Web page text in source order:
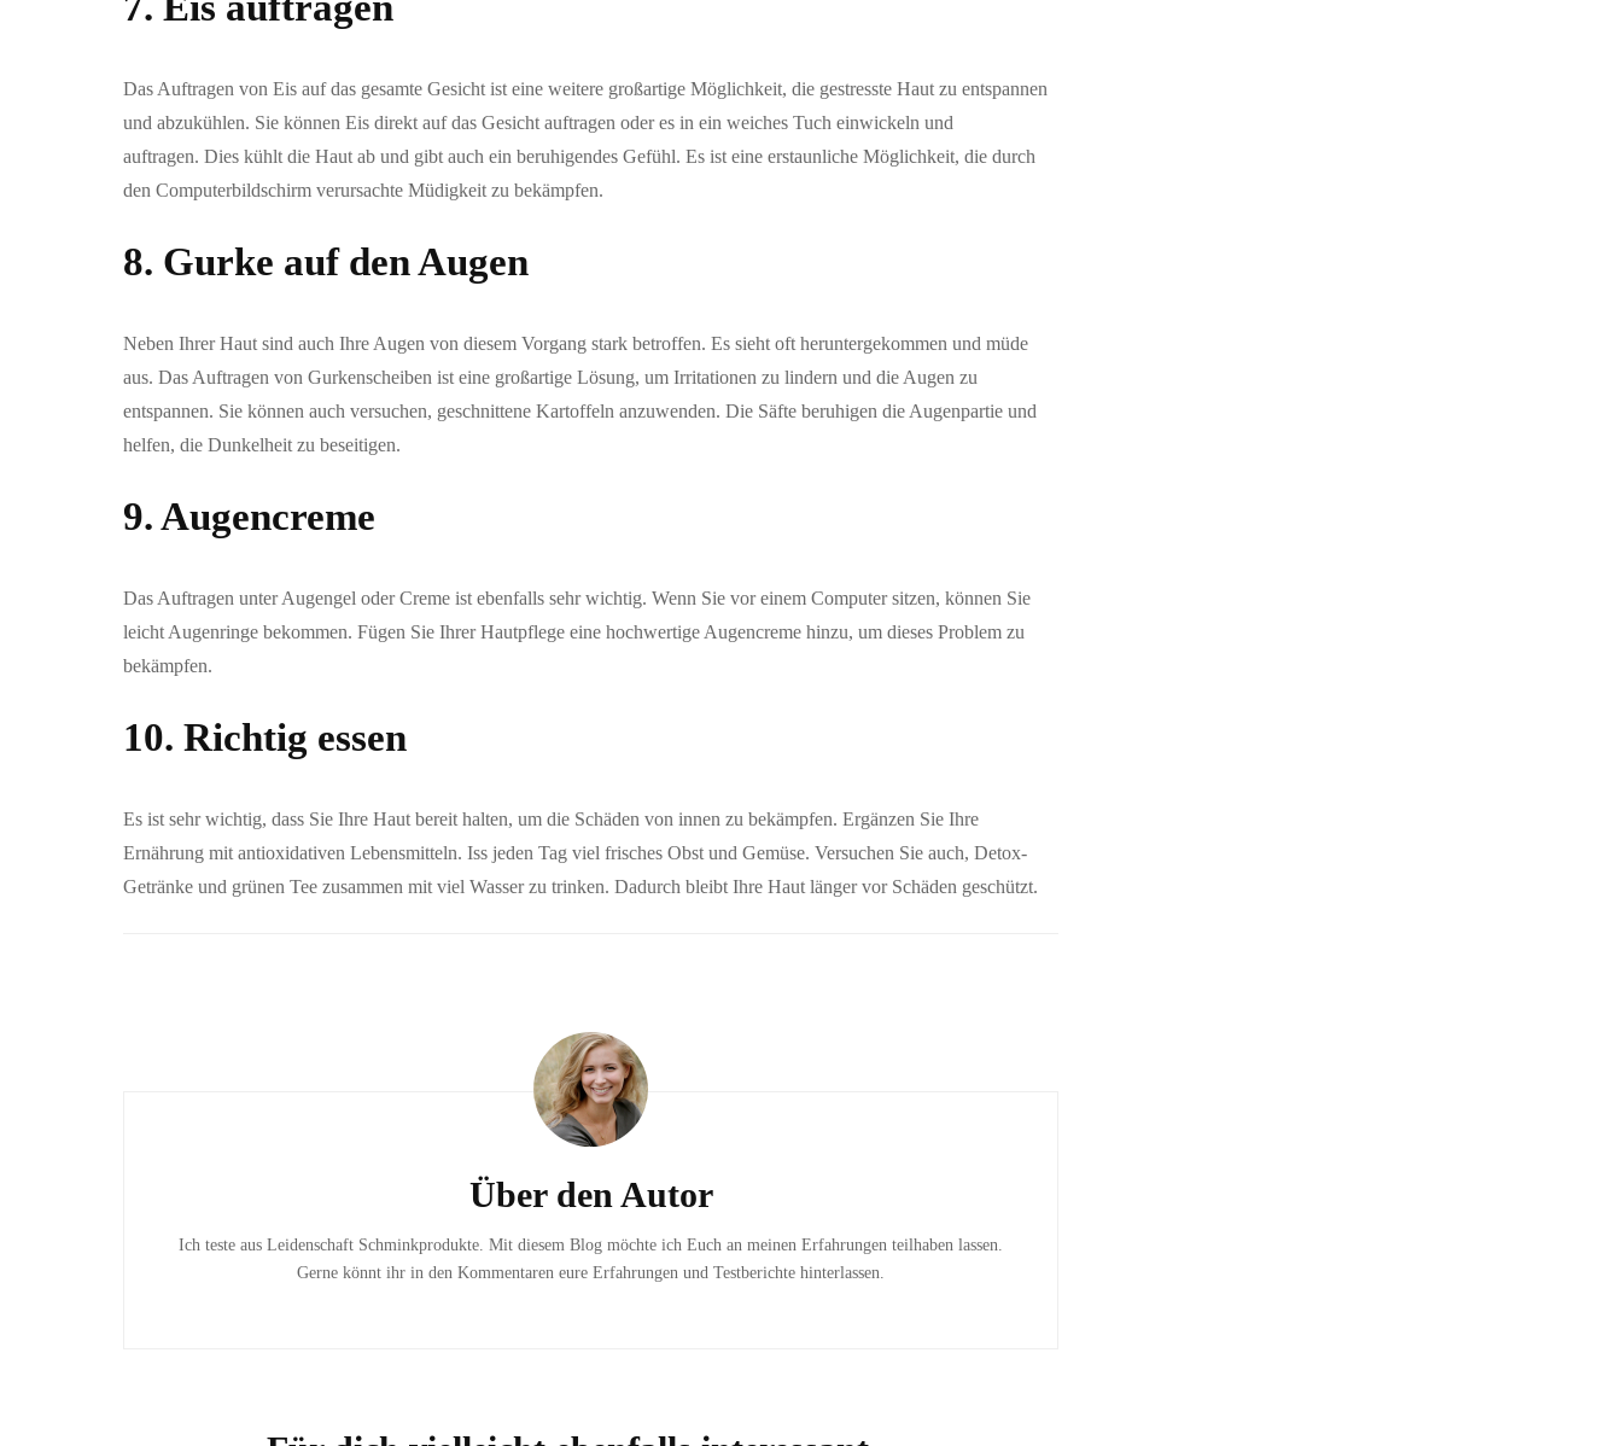
Das Auftragen von Eis auf das gesamte Gesicht ist eine weitere großartige Möglichkeit, die gestresste Haut zu entspannen
und abzukühlen. Sie können Eis direkt auf das Gesicht auftragen oder es in ein weiches Tuch einwickeln und
auftragen. Dies kühlt die Haut ab und gibt auch ein beruhigendes Gefühl. Es ist eine erstaunliche Möglichkeit, die durch
den Computerbildschirm verursachte Müdigkeit zu bekämpfen.
8. Gurke auf den Augen
Neben Ihrer Haut sind auch Ihre Augen von diesem Vorgang stark betroffen. Es sieht oft heruntergekommen und müde
aus. Das Auftragen von Gurkenscheiben ist eine großartige Lösung, um Irritationen zu lindern und die Augen zu
entspannen. Sie können auch versuchen, geschnittene Kartoffeln anzuwenden. Die Säfte beruhigen die Augenpartie und
helfen, die Dunkelheit zu beseitigen.
9. Augencreme
Das Auftragen unter Augengel oder Creme ist ebenfalls sehr wichtig. Wenn Sie vor einem Computer sitzen, können Sie
leicht Augenringe bekommen. Fügen Sie Ihrer Hautpflege eine hochwertige Augencreme hinzu, um dieses Problem zu
bekämpfen.
10. Richtig essen
Es ist sehr wichtig, dass Sie Ihre Haut bereit halten, um die Schäden von innen zu bekämpfen. Ergänzen Sie Ihre
Ernährung mit antioxidativen Lebensmitteln. Iss jeden Tag viel frisches Obst und Gemüse. Versuchen Sie auch, Detox-
Getränke und grünen Tee zusammen mit viel Wasser zu trinken. Dadurch bleibt Ihre Haut länger vor Schäden geschützt.
Über den Autor
Ich teste aus Leidenschaft Schminkprodukte. Mit diesem Blog möchte ich Euch an meinen Erfahrungen teilhaben lassen.
Gerne könnt ihr in den Kommentaren eure Erfahrungen und Testberichte hinterlassen.